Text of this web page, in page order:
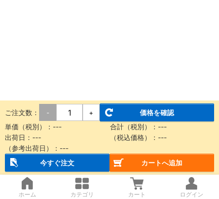
ご注文数： - +
価格を確認
単価（税別）： --- 合計（税別）： ---
出荷日： --- （税込価格）： ---
（参考出荷日）： ---
今すぐ注文
カートへ追加
ホーム カテゴリ カート ログイン